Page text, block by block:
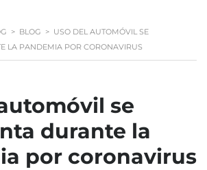
> BLOG > USO DEL AUTOMÓVIL SE
LA PANDEMIA POR CORONAVIRUS
se
durante la
por coronavirus